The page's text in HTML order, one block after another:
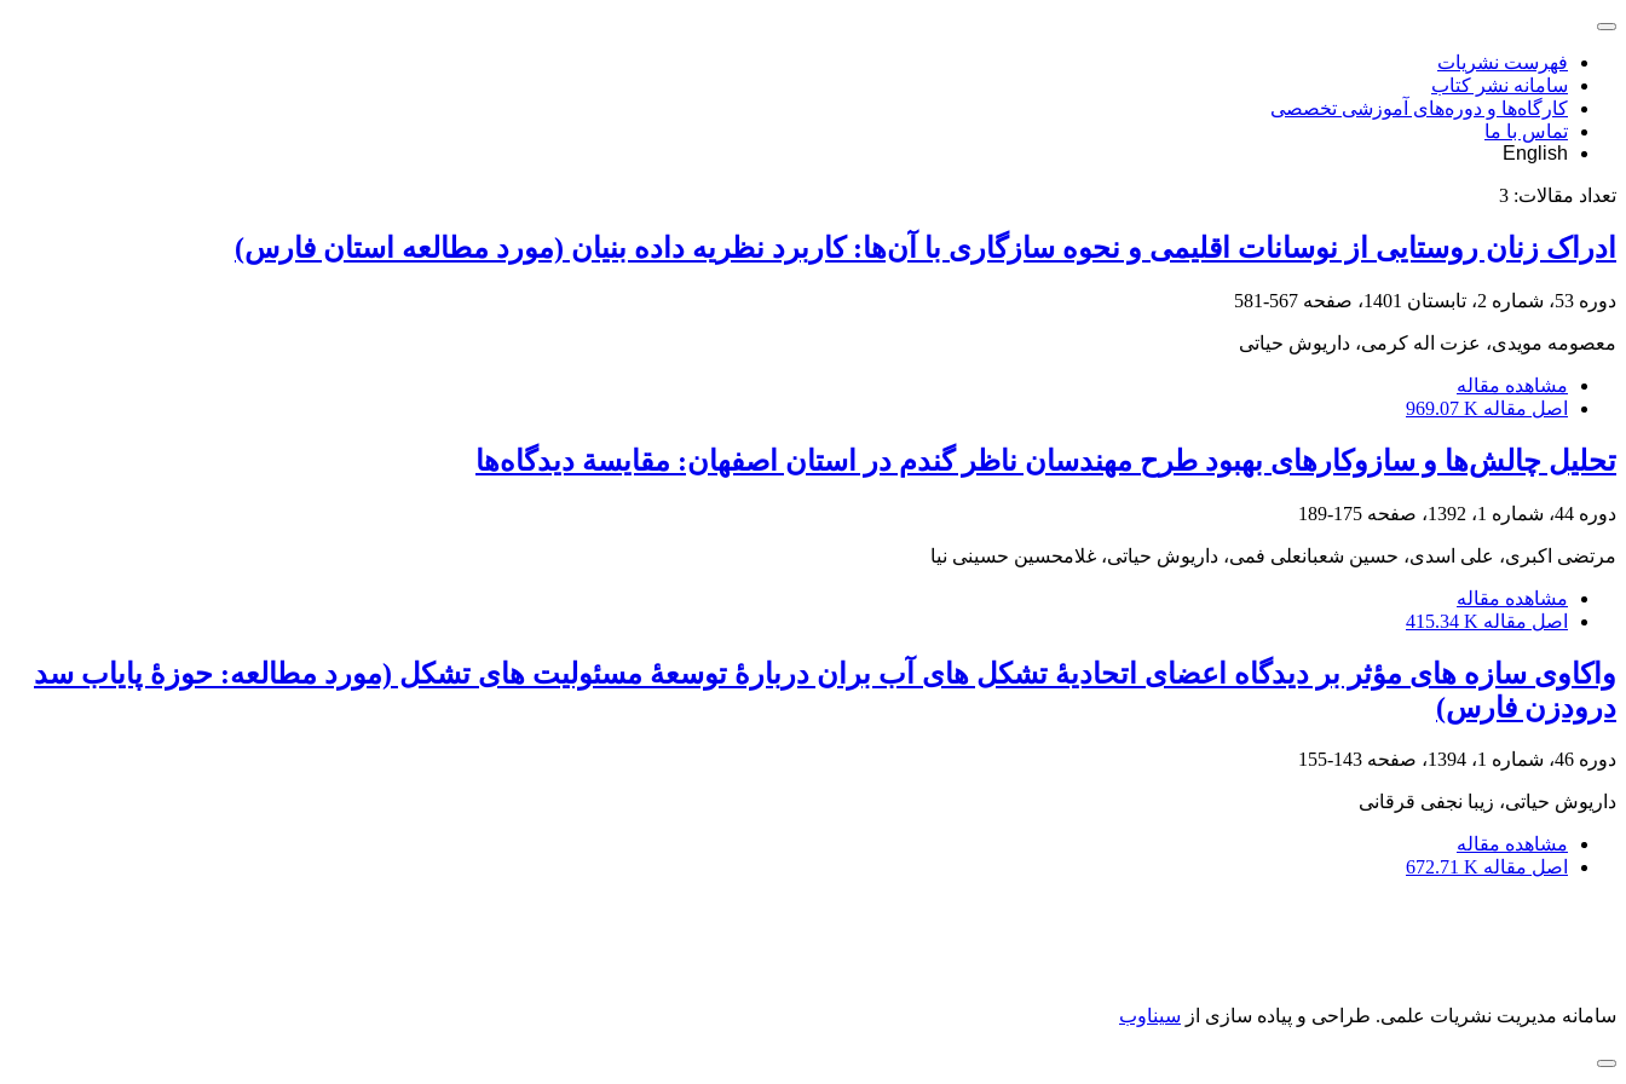
فهرست نشریات
سامانه نشر کتاب
کارگاه‌ها و دوره‌های آموزشی تخصصی
تماس با ما
English
تعداد مقالات: 3
ادراک زنان روستایی از نوسانات اقلیمی و نحوه سازگاری با آن‌ها: کاربرد نظریه داده بنیان (مورد مطالعه استان فارس)
دوره 53، شماره 2، تابستان 1401، صفحه 567-581
معصومه مویدی، عزت اله کرمی، داریوش حیاتی
مشاهده مقاله
اصل مقاله 969.07 K
تحلیل چالش‌ها و سازو‌کارهای بهبود طرح مهندسان ناظر گندم در استان اصفهان: مقایسة دیدگاه‌ها
دوره 44، شماره 1، 1392، صفحه 175-189
مرتضی اکبری، علی اسدی، حسین شعبانعلی فمی، داریوش حیاتی، غلامحسین حسینی نیا
مشاهده مقاله
اصل مقاله 415.34 K
واکاوی سازه های مؤثر بر دیدگاه اعضای اتحادیۀ تشکل های آب بران دربارۀ توسعۀ مسئولیت های تشکل (مورد مطالعه: حوزۀ پایاب سد
درودزن فارس)
دوره 46، شماره 1، 1394، صفحه 143-155
داریوش حیاتی، زیبا نجفی قرقانی
مشاهده مقاله
اصل مقاله 672.71 K
سامانه مدیریت نشریات علمی. طراحی و پیاده سازی از سیناوب